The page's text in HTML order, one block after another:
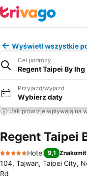
Wyświetl wszystkie
Cel podróży
Regent Taipei By Ihg
Przyjazd/wyjazd
Wybierz daty
Jak prowizje wpływają na
Regent Taipei
5 Kategoria
Hotel 9,1
104, Tajwan, Taipei City,
Rd